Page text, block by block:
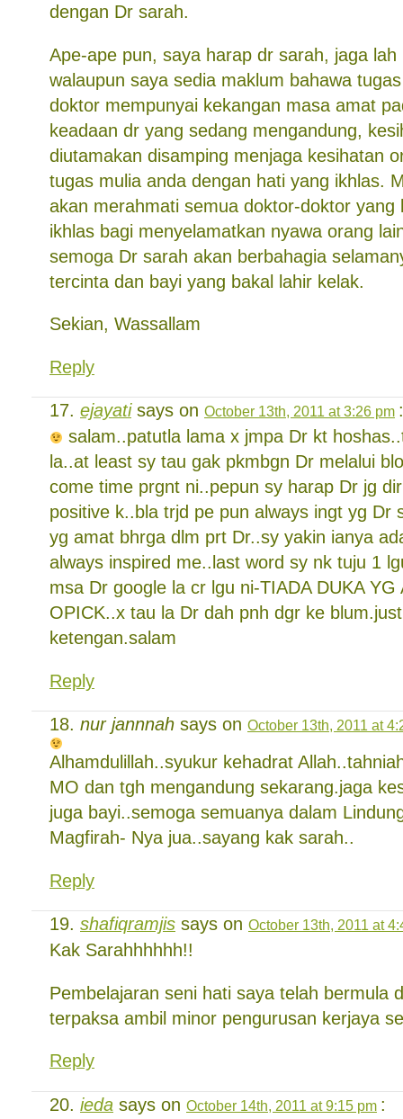
dengan Dr sarah.
Ape-ape pun, saya harap dr sarah, jaga lah
walaupun saya sedia maklum bahawa
doktor mempunyai kekangan masa amat
keadaan dr yang sedang mengandung,
diutamakan disamping menjaga kesihatan
tugas mulia anda dengan hati yang ikhlas.
akan merahmati semua doktor-doktor yang
ikhlas bagi menyelamatkan nyawa orang
semoga Dr sarah akan berbahagia
tercinta dan bayi yang bakal lahir kelak.
Sekian, Wassallam
Reply
ejayatisays on October 13th, 2011 at 3:26 pm :
salam..patutla lama x jmpa Dr kt
la..at least sy tau gak pkmbgn Dr melalui
come time prgnt ni..pepun sy harap Dr jg
positive k..bla trjd pe pun always ingt yg Dr
yg amat bhrga dlm prt Dr..sy yakin ianya
always inspired me..last word sy nk tuju 1
msa Dr google la cr lgu ni-TIADA DUKA YG
OPICK..x tau la Dr dah pnh dgr ke
ketengan.salam
Reply
nur jannnah says on October 13th, 2011 at
Alhamdulillah..syukur kehadrat
MO dan tgh mengandung sekarang.jaga
juga bayi..semoga semuanya dalam
Magfirah- Nya jua..sayang kak sarah..
Reply
shafiqramjis says on October 13th, 2011 at
Kak Sarahhhhhh!!
Pembelajaran seni hati saya telah bermula
terpaksa ambil minor pengurusan kerjaya
Reply
ieda says on October 14th, 2011 at 9:15 pm :